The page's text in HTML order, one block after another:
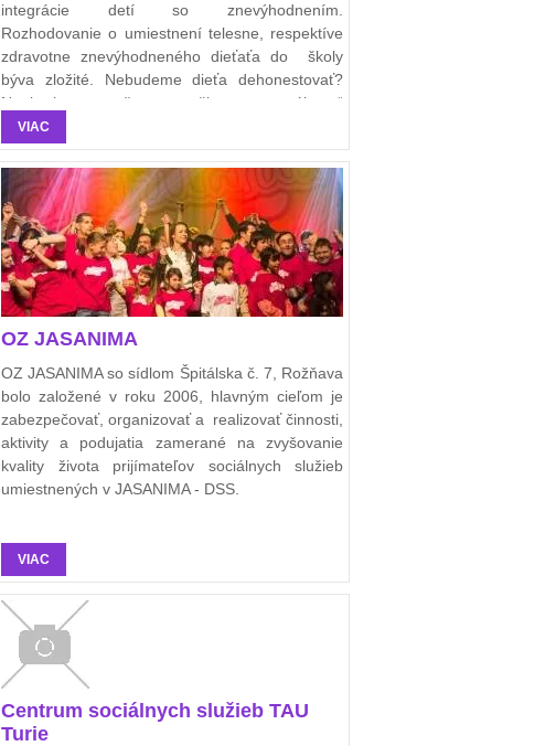
integrácie detí so znevýhodnením.
Rozhodovanie o umiestnení telesne, respektíve
zdravotne znevýhodneného dieťaťa do školy
býva zložité. Nebudeme dieťa dehonestovať?
Neuberieme mu šancu na život v „normálnom“
kolektíve?
VIAC
OZ JASANIMA
OZ JASANIMA so sídlom Špitálska č. 7, Rožňava
bolo založené v roku 2006, hlavným cieľom je
zabezpečovať, organizovať a realizovať činnosti,
aktivity a podujatia zamerané na zvyšovanie
kvality života prijímateľov sociálnych služieb
umiestnených v JASANIMA - DSS.
VIAC
Centrum sociálnych služieb TAU
Turie